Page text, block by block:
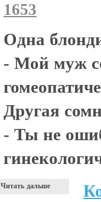
1653
Одна
- Мой муж
Другая
- Ты не
Читать дальше